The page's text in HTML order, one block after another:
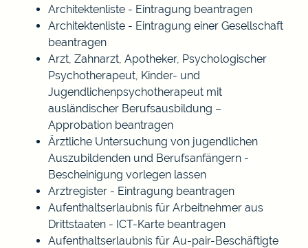
Architektenliste - Eintragung beantragen
Architektenliste - Eintragung einer Gesellschaft
beantragen
Arzt, Zahnarzt, Apotheker, Psychologischer
Psychotherapeut, Kinder- und
Jugendlichenpsychotherapeut mit
ausländischer Berufsausbildung –
Approbation beantragen
Ärztliche Untersuchung von jugendlichen
Auszubildenden und Berufsanfängern -
Bescheinigung vorlegen lassen
Arztregister - Eintragung beantragen
Aufenthaltserlaubnis für Arbeitnehmer aus
Drittstaaten - ICT-Karte beantragen
Aufenthaltserlaubnis für Au-pair-Beschäftigte